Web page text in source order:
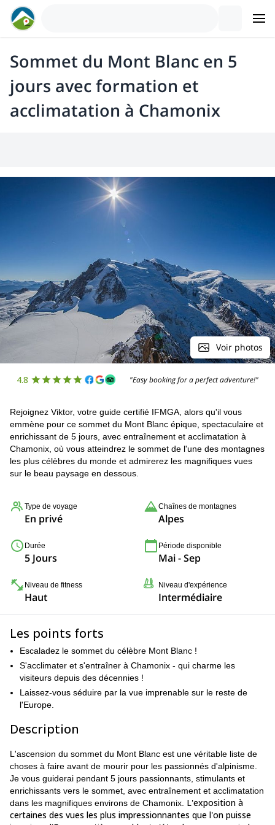
Sommet du Mont Blanc en 5
jours avec formation et
acclimatation à Chamonix
Voir photos
4.8 "Easy booking for a perfect adventure!"
Rejoignez Viktor, votre guide certifié IFMGA, alors qu'il vous
emmène pour ce sommet du Mont Blanc épique, spectaculaire et
enrichissant de 5 jours, avec entraînement et acclimatation à
Chamonix, où vous atteindrez le sommet de l'une des montagnes
les plus célèbres du monde et admirerez les magnifiques vues
sur le beau paysage en dessous.
Type de voyage
En privé
Chaînes de montagnes
Alpes
Durée
5 Jours
Période disponible
Mai - Sep
Niveau de fitness
Haut
Niveau d'expérience
Intermédiaire
Les points forts
Escaladez le sommet du célèbre Mont Blanc !
S'acclimater et s'entraîner à Chamonix - qui charme les
visiteurs depuis des décennies !
Laissez-vous séduire par la vue imprenable sur le reste de
l'Europe.
Description
L'ascension du sommet du Mont Blanc est une véritable liste de
choses à faire avant de mourir pour les passionnés d'alpinisme.
Je vous guiderai pendant 5 jours passionnants, stimulants et
enrichissants vers le sommet, avec entraînement et acclimatation
dans les magnifiques environs de Chamonix. L'exposition à
certaines des vues les plus impressionnantes que l'on puisse